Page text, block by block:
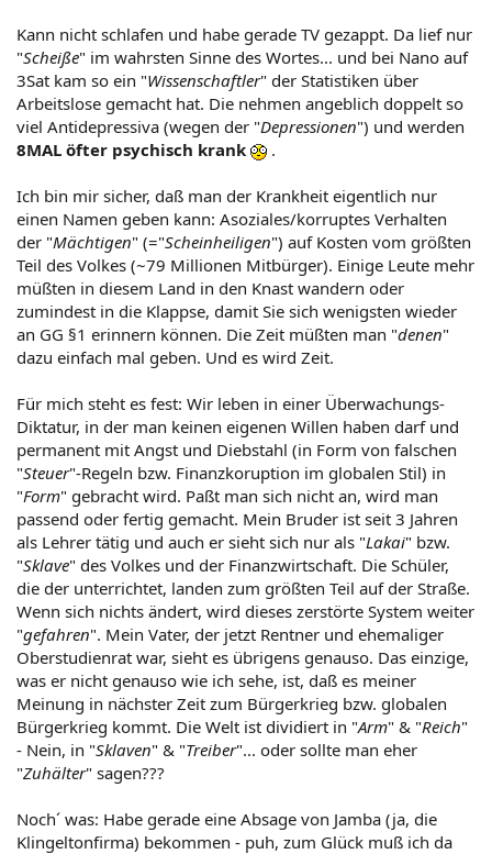
Kann nicht schlafen und habe gerade TV gezappt. Da lief nur
"Scheiße" im wahrsten Sinne des Wortes... und bei Nano auf
3Sat kam so ein "Wissenschaftler" der Statistiken über
Arbeitslose gemacht hat. Die nehmen angeblich doppelt so
viel Antidepressiva (wegen der "Depressionen") und werden
8MAL öfter psychisch krank
.
Ich bin mir sicher, daß man der Krankheit eigentlich nur
einen Namen geben kann: Asoziales/korruptes Verhalten
der "Mächtigen" (="Scheinheiligen") auf Kosten vom größten
Teil des Volkes (~79 Millionen Mitbürger). Einige Leute mehr
müßten in diesem Land in den Knast wandern oder
zumindest in die Klappse, damit Sie sich wenigsten wieder
an GG §1 erinnern können. Die Zeit müßten man "denen"
dazu einfach mal geben. Und es wird Zeit.
Für mich steht es fest: Wir leben in einer Überwachungs-
Diktatur, in der man keinen eigenen Willen haben darf und
permanent mit Angst und Diebstahl (in Form von falschen
"Steuer"-Regeln bzw. Finanzkoruption im globalen Stil) in
"Form" gebracht wird. Paßt man sich nicht an, wird man
passend oder fertig gemacht. Mein Bruder ist seit 3 Jahren
als Lehrer tätig und auch er sieht sich nur als "Lakai" bzw.
"Sklave" des Volkes und der Finanzwirtschaft. Die Schüler,
die der unterrichtet, landen zum größten Teil auf der Straße.
Wenn sich nichts ändert, wird dieses zerstörte System weiter
"gefahren". Mein Vater, der jetzt Rentner und ehemaliger
Oberstudienrat war, sieht es übrigens genauso. Das einzige,
was er nicht genauso wie ich sehe, ist, daß es meiner
Meinung in nächster Zeit zum Bürgerkrieg bzw. globalen
Bürgerkrieg kommt. Die Welt ist dividiert in "Arm" & "Reich"
- Nein, in "Sklaven" & "Treiber"... oder sollte man eher
"Zuhälter" sagen???
Noch´ was: Habe gerade eine Absage von Jamba (ja, die
Klingeltonfirma) bekommen - puh, zum Glück muß ich da